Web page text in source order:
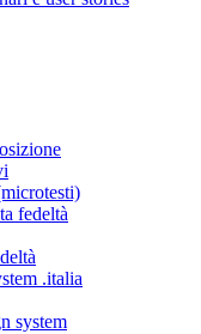
fedeltà
.italia
system